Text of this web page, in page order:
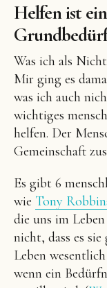
Helfen ist
Was ich als
Mir ging es
was ich auch
wichtiges
helfen. Der
Gemeinschaft
Es gibt 6
wie Tony
die uns im
nicht, dass es
Leben
wenn ein